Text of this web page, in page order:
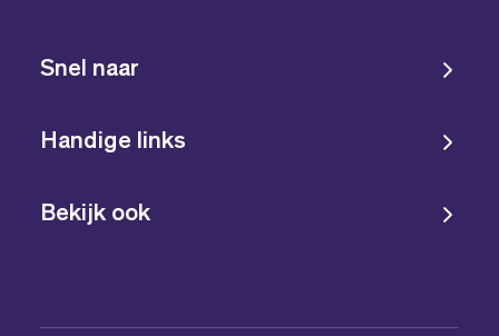
Snel naar
Handige links
Bekijk ook